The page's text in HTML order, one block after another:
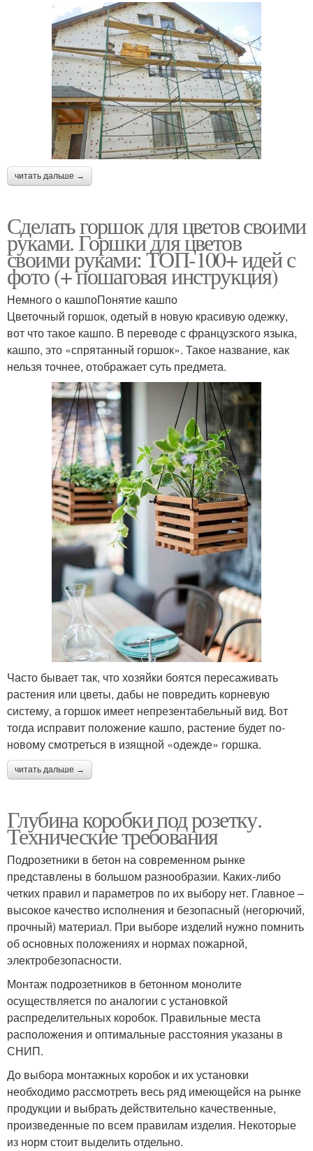
читать дальше →
Сделать горшок для цветов своими
руками. Горшки для цветов
своими руками: ТОП-100+ идей с
фото (+ пошаговая инструкция)
Немного о кашпоПонятие кашпо
Цветочный горшок, одетый в новую красивую одежку,
вот что такое кашпо. В переводе с французского языка,
кашпо, это «спрятанный горшок». Такое название, как
нельзя точнее, отображает суть предмета.
Часто бывает так, что хозяйки боятся пересаживать
растения или цветы, дабы не повредить корневую
систему, а горшок имеет непрезентабельный вид. Вот
тогда исправит положение кашпо, растение будет по-
новому смотреться в изящной «одежде» горшка.
читать дальше →
Глубина коробки под розетку.
Технические требования
Подрозетники в бетон на современном рынке
представлены в большом разнообразии. Каких-либо
четких правил и параметров по их выбору нет. Главное –
высокое качество исполнения и безопасный (негорючий,
прочный) материал. При выборе изделий нужно помнить
об основных положениях и нормах пожарной,
электробезопасности.
Монтаж подрозетников в бетонном монолите
осуществляется по аналогии с установкой
распределительных коробок. Правильные места
расположения и оптимальные расстояния указаны в
СНИП.
До выбора монтажных коробок и их установки
необходимо рассмотреть весь ряд имеющейся на рынке
продукции и выбрать действительно качественные,
произведенные по всем правилам изделия. Некоторые
из норм стоит выделить отдельно.